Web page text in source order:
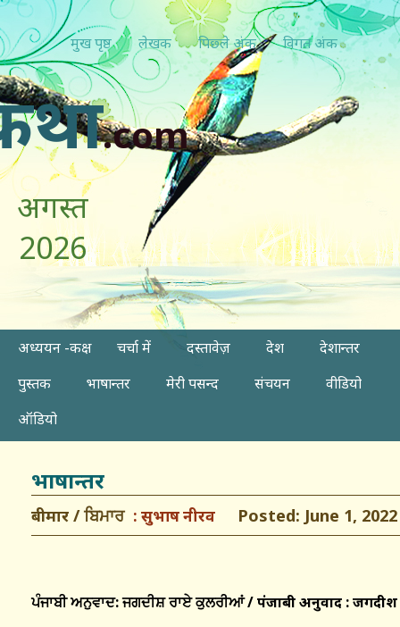
मुख पृष्ठ लेखक पिछ्ले अंक विगत अंक
.com
अगस्त
2026
अध्ययन -कक्ष चर्चा में दस्तावेज़ देश
देशान्तर
पुस्तक
भाषान्तर मेरी पसन्द संचयन
वीडियो
ऑडियो
भाषान्तर
बीमार / ਬਿਮਾਰ सुभाष नीरव Posted: June 1, 2022
ਪੰਜਾਬੀ ਅਨੁਵਾਦ: ਜਗਦੀਸ਼ ਰਾਏ ਕੁਲਰੀਆਂ /पंजाबीअनुवाद :जगदीश